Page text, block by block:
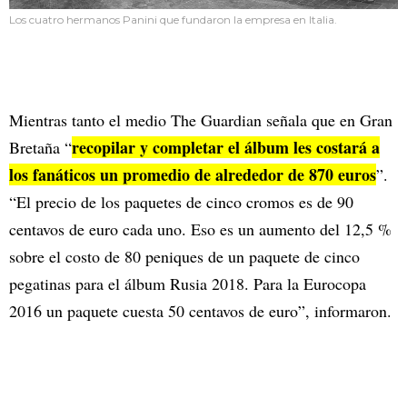
Los cuatro hermanos Panini que fundaron la empresa en Italia.
Mientras tanto el medio The Guardian señala que en Gran
Bretaña “recopilar y completar el álbum les costará a
los fanáticos un promedio de alrededor de 870 euros”.
“El precio de los paquetes de cinco cromos es de 90
centavos de euro cada uno. Eso es un aumento del 12,5 %
sobre el costo de 80 peniques de un paquete de cinco
pegatinas para el álbum Rusia 2018. Para la Eurocopa
2016 un paquete cuesta 50 centavos de euro”, informaron.